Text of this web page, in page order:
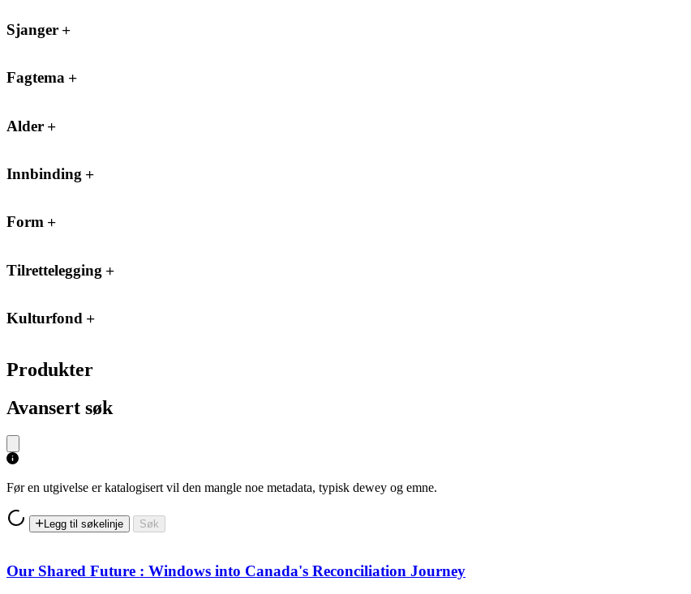
Sjanger
Fagtema
Alder
Innbinding
Form
Tilrettelegging
Kulturfond
Produkter
Avansert søk
Før en utgivelse er katalogisert vil den mangle noe metadata, typisk dewey og emne.
Legg til søkelinje Søk
Our Shared Future : Windows into Canada's Reconciliation Journey